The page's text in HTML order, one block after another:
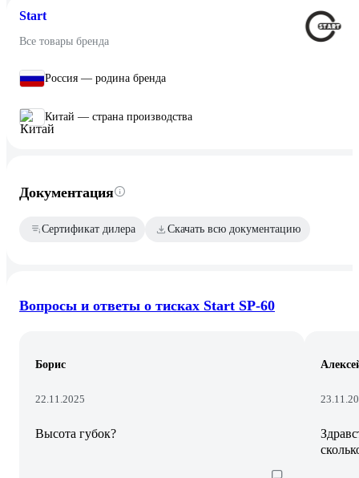
Start
Все товары бренда
Россия — родина бренда
Китай — страна производства
Документация
Сертификат дилера Скачать всю документацию
Вопросы и ответы о тисках Start SP-60
Борис
22.11.2025
Высота губок?